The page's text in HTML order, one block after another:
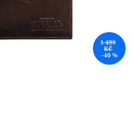
1 499
KČ
–40 %